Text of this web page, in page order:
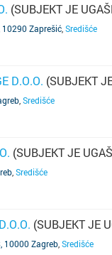
(SUBJEKT JE
Zaprešić Središće
D.O.O. (SUBJEKT
Središće
(SUBJEKT JE
Središće
(SUBJEKT JE
10000 Zagreb Središće